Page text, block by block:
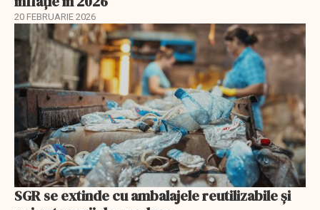
20 FEBRUARIE 2026
SGR se extinde cu ambalajele reutilizabile și